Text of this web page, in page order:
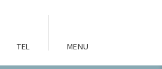
TEL MENU